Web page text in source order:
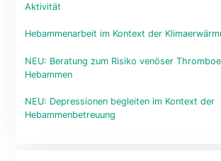
Aktivität
Hebammenarbeit im Kontext der
NEU: Beratung zum Risiko venöser
Hebammen
NEU: Depressionen begleiten im Kontext der
Hebammenbetreuung